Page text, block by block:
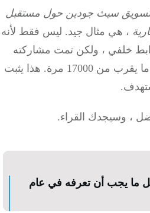
سيث جودين حول مستقبل
، هي مثال جيد.ليس فقط لأنه
أكثر من 100 رابط خلفي ، ولكن تمت مشاركته
هذا يثبت
وسيجدك القراء.
يجب أن تعرفه في عام